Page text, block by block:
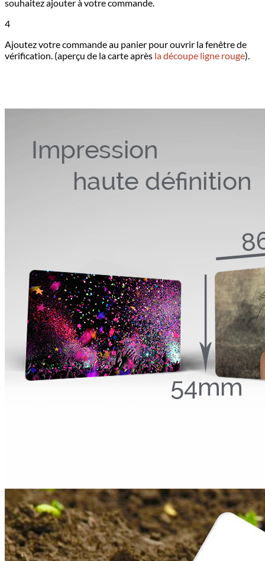
souhaitez ajouter à votre commande.
4
Ajoutez votre commande au panier pour ouvrir la fenêtre de
vérification. (aperçu de la carte après la découpe ligne rouge).